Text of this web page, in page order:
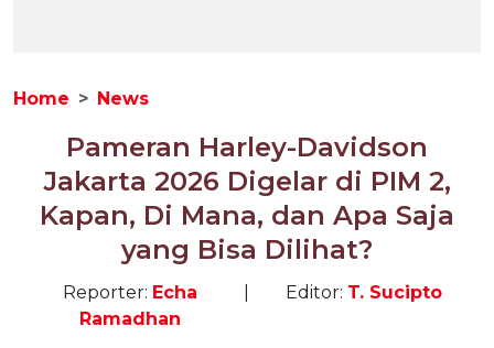
Home News
Pameran Harley-Davidson
Jakarta 2026 Digelar di PIM 2,
Kapan, Di Mana, dan Apa Saja
yang Bisa Dilihat?
Reporter: Echa
Ramadhan
Editor: T. Sucipto